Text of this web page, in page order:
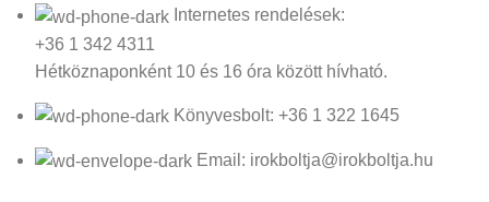
Internetes rendelések:
+36 1 342 4311
Hétköznaponként 10 és 16 óra között hívható.
Könyvesbolt: +36 1 322 1645
Email: irokboltja@irokboltja.hu